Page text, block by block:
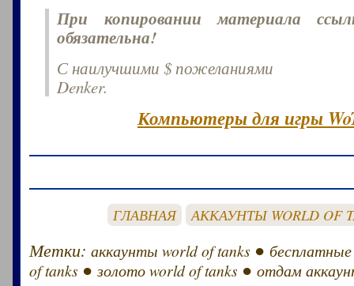
При копировании материала
обязательна!
С наилучшими $ пожеланиями
Denker.
Компьютеры для игры
ГЛАВНАЯ АККАУНТЫ WORLD OF
Метки:аккаунты world of tanks ●
of tanks ●золото world of tanks ●отдам